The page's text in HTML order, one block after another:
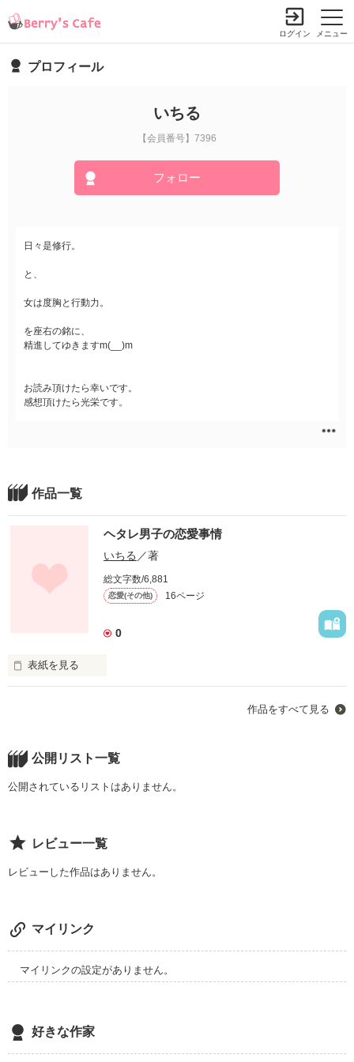
メニュー
ログイン
プロフィール
いちる
【会員番号】7396
フォロー
日々是修行。
と、
女は度胸と行動力。
を座右の銘に、
精進してゆきますm(__)m
お読み頂けたら幸いです。
感想頂けたら光栄です。
作品一覧
ヘタレ男子の恋愛事情
いちる ／著
総文字数/6,881
恋愛(その他) 16ページ
0
表紙を見る
ヘタレ。
消極的。
頑張るお話
不定期更新になりますが、よろしければどうぞ(*^∀^*)
作品をすべて見る
公開リスト一覧
公開されているリストはありません。
レビュー一覧
レビューした作品はありません。
マイリンク
マイリンクの設定がありません。
好きな作家